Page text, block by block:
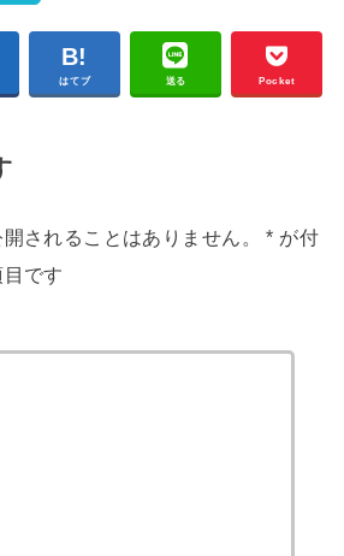
はてブ 送る Pocket
されることはありません。 * が付
です